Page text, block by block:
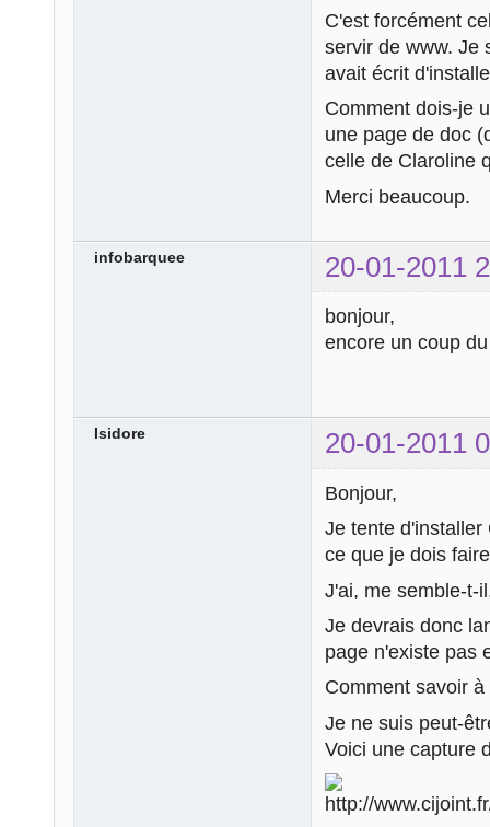
C'est forcément
servir de www. Je
avait écrit
Comment dois-je
une page de doc
celle de Claroline
Merci beaucoup.
infobarquee 20-01-2011
bonjour,
encore un coup
Isidore 20-01-2011
Bonjour,
Je tente d'installer
ce que je dois
J'ai, me semble-t-
Je devrais donc
page n'existe pas
Comment savoir
Je ne suis peut-
Voici une capture